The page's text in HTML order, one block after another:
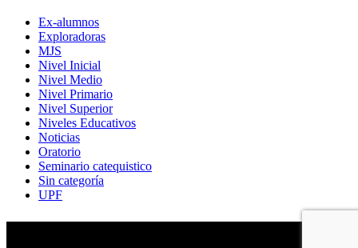
Ex-alumnos
Exploradoras
MJS
Nivel Inicial
Nivel Medio
Nivel Primario
Nivel Superior
Niveles Educativos
Noticias
Oratorio
Seminario catequistico
Sin categoría
UPF